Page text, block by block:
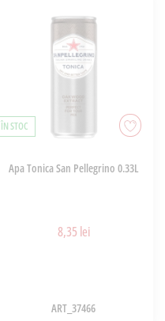
ÎN STOC
Apa Tonica San Pellegrino 0.33L
8,35 lei
ART_37466